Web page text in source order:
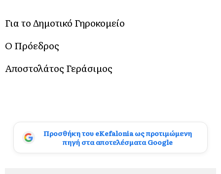
Για το Δημοτικό Γηροκομείο
Ο Πρόεδρος
Αποστολάτος Γεράσιμος
Προσθήκη του eKefalonia ως προτιμώμενη
πηγή στα αποτελέσματα Google